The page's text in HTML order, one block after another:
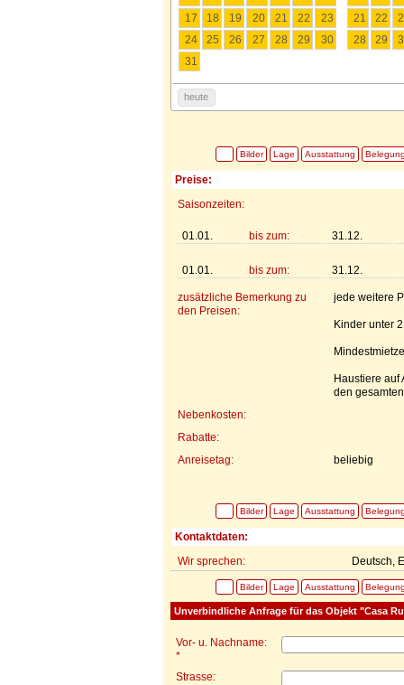
17
18 19 20 21 22
23
24
25 26 27 28 29
30
31
21
22
28
29
heute
Bilder Lage Ausstattung
Preise:
Saisonzeiten:
01.01. bis zum: 31.12.
01.01. bis zum: 31.12.
zusätzliche Bemerkung zu
den Preisen:
jede weitere
Kinder unter
Haustiere auf
den
Nebenkosten:
Rabatte:
Anreisetag:
beliebig
Bilder Lage Ausstattung
Kontaktdaten:
Wir sprechen:
Deutsch,
Bilder Lage Ausstattung
Unverbindliche Anfrage für das Objekt "Casa
Vor- u. Nachname:
*
Strasse: